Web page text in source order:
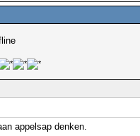
appelsap denken.